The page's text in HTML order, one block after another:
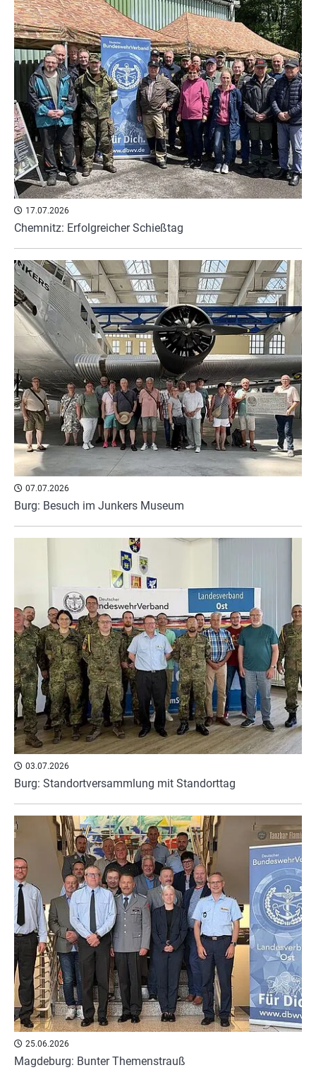
17.07.2026
Chemnitz: Erfolgreicher Schießtag
07.07.2026
Burg: Besuch im Junkers Museum
03.07.2026
Burg: Standortversammlung mit Standorttag
25.06.2026
Magdeburg: Bunter Themenstrauß